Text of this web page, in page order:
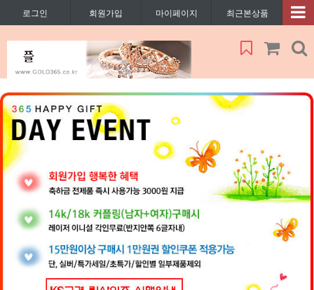
로그인 회원가입 마이페이지 최근본상품